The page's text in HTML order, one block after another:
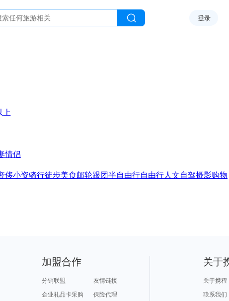
登录
上
情侣
侈小资骑行徒步美食邮轮跟团半自由行自由行人文自驾摄影购物
加盟合作
分销联盟
友情链接
企业礼品卡采购
保险代理
关于
关于携程
联系我们